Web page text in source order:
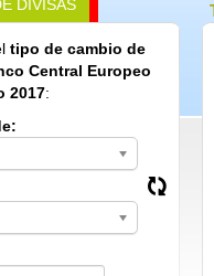
DIVISAS
tipo de cambio de
Central Europeo
2017: